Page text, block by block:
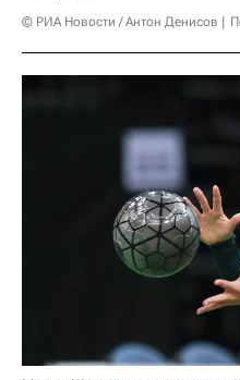
© РИА Новости / Антон Денисов